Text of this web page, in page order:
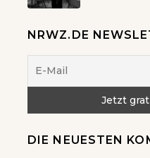
NRWZ.DE
DIE NEUESTEN